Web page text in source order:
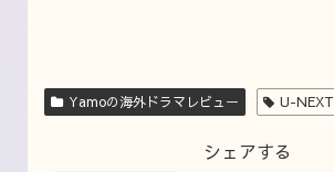
Yamoの海外ドラマレビュー U-NEXT
シェアする